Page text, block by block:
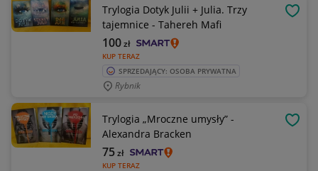
Trylogia Dotyk Julii + Julia. Trzy
tajemnice - Tahereh Mafi
KUP TERAZ
100zł
SPRZEDAJĄCY: OSOBA PRYWATNA
Rybnik
Trylogia „Mroczne umysły” -
Alexandra Bracken
KUP TERAZ
75zł